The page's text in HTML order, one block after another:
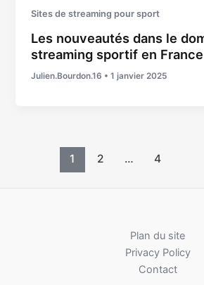
Sites de streaming pour sport
Les nouveautés dans le
streaming sportif en France
Julien.Bourdon.16 •1 janvier 2025
1 2 … 4
Plan du site
Privacy Policy
Contact